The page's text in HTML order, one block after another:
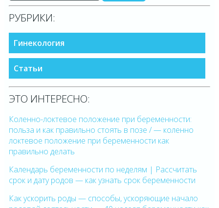
РУБРИКИ:
Гинекология
Статьи
ЭТО ИНТЕРЕСНО:
Коленно-локтевое положение при беременности:
польза и как правильно стоять в позе / — коленно
локтевое положение при беременности как
правильно делать
Календарь беременности по неделям | Рассчитать
срок и дату родов — как узнать срок беременности
Как ускорить роды — способы, ускоряющие начало